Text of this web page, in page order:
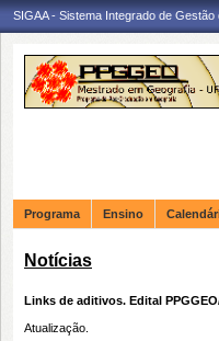
SIGAA - Sistema Integrado de Gestão
Programa Ensino
Notícias
Links de aditivos. Edital
Atualização.